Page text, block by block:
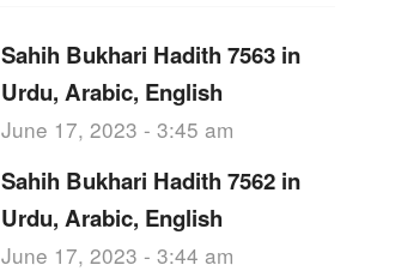
Sahih Bukhari Hadith 7563 in
Urdu, Arabic, English
June 17, 2023 - 3:45 am
Sahih Bukhari Hadith 7562 in
Urdu, Arabic, English
June 17, 2023 - 3:44 am